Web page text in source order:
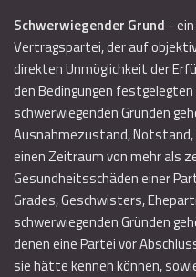
Schwerwiegender Grund -
Vertragspartei, der auf
direkten Unmöglichkeit der
den Bedingungen
schwerwiegenden Gründen
Ausnahmezustand,
einen Zeitraum von mehr als
Gesundheitsschäden einer
Grades, Geschwisters,
schwerwiegenden Gründen
denen eine Partei vor
sie hätte kennen können,